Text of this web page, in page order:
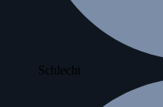
Schlecht